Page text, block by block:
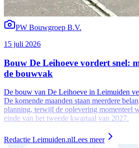
PW Bouwgroep B.V.
15 juli 2026
Bouw De Leihoeve vordert snel:
de bouwvak
De bouw van De Leihoeve in Leimuiden
De komende maanden staan meerdere
planning, terwijl de oplevering momenteel
einde van het tweede kwartaal van 2027.
Redactie Leimuiden.nlLees meer